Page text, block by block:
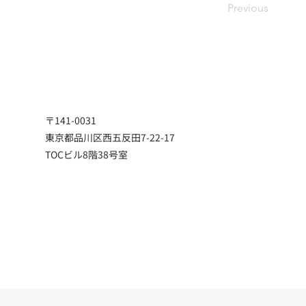
Previous
〒141-0031
東京都品川区西五反田7-22-17
TOCビル8階38号室